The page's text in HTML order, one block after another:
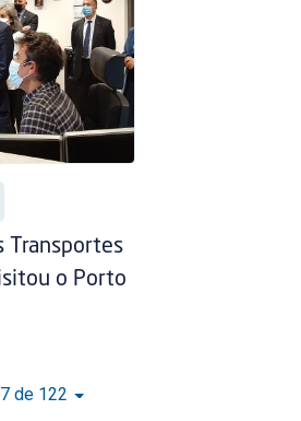
Transportes
o Porto
de 122